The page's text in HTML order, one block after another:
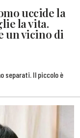
uccide la
la vita.
un vicino di
separati. Il piccolo è